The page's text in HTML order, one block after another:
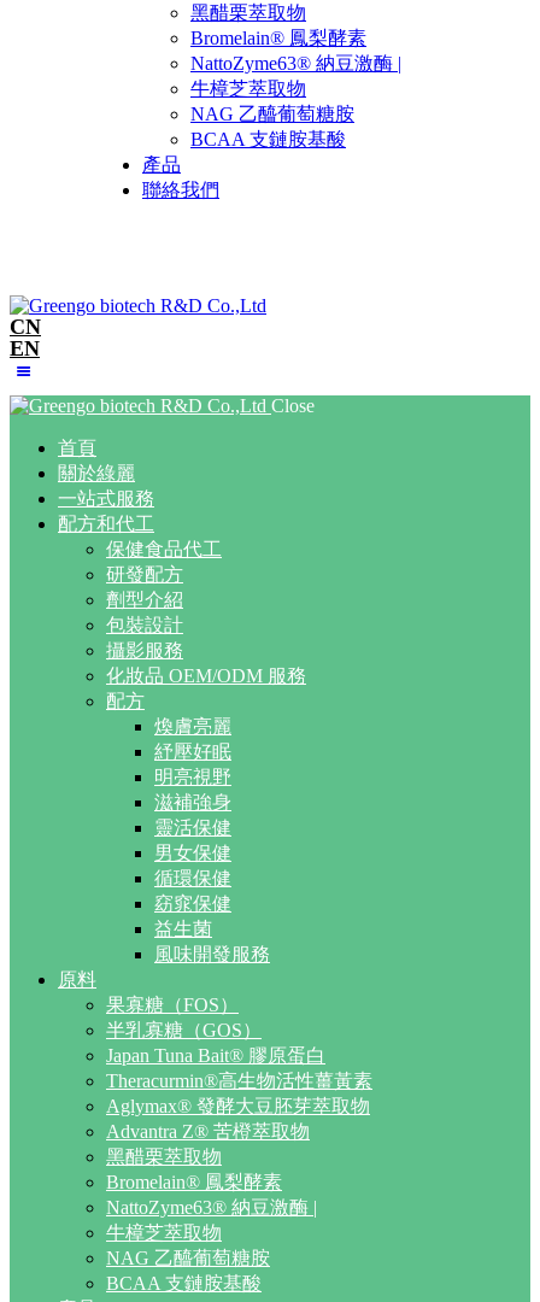
黑醋栗萃取物
Bromelain® 鳳梨酵素
NattoZyme63® 納豆激酶 |
牛樟芝萃取物
NAG 乙醯葡萄糖胺
BCAA 支鏈胺基酸
產品
聯絡我們
CN
EN
Close
首頁
關於綠麗
一站式服務
配方和代工
保健食品代工
研發配方
劑型介紹
包裝設計
攝影服務
化妝品 OEM/ODM 服務
配方
煥膚亮麗
紓壓好眠
明亮視野
滋補強身
靈活保健
男女保健
循環保健
窈窕保健
益生菌
風味開發服務
原料
果寡糖（FOS）
半乳寡糖（GOS）
Japan Tuna Bait® 膠原蛋白
Theracurmin®高生物活性薑黃素
Aglymax® 發酵大豆胚芽萃取物
Advantra Z® 苦橙萃取物
黑醋栗萃取物
Bromelain® 鳳梨酵素
NattoZyme63® 納豆激酶 |
牛樟芝萃取物
NAG 乙醯葡萄糖胺
BCAA 支鏈胺基酸